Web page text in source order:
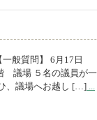
般質問】 6月17日
議場 ５名の議員が一
、議場へお越し […] ...